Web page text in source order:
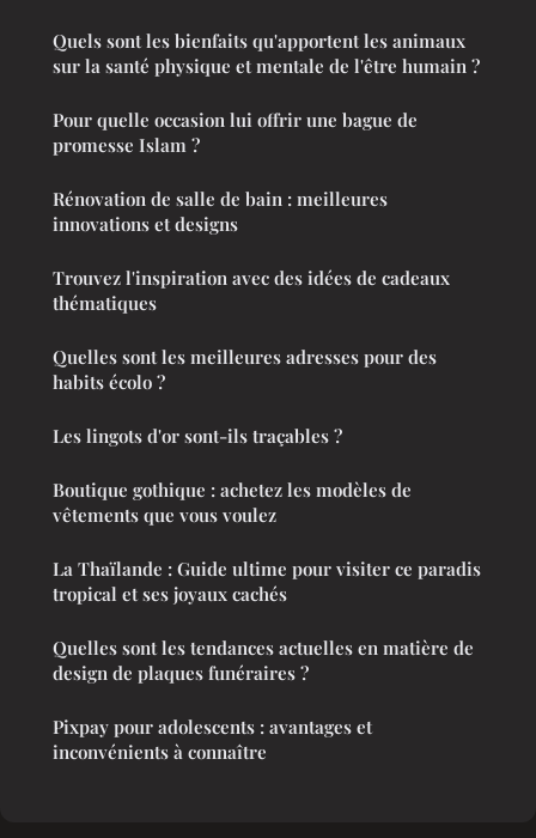
Quels sont les bienfaits qu'apportent les animaux
sur la santé physique et mentale de l'être humain ?
Pour quelle occasion lui offrir une bague de
promesse Islam ?
Rénovation de salle de bain : meilleures
innovations et designs
Trouvez l'inspiration avec des idées de cadeaux
thématiques
Quelles sont les meilleures adresses pour des
habits écolo ?
Les lingots d'or sont-ils traçables ?
Boutique gothique : achetez les modèles de
vêtements que vous voulez
La Thaïlande : Guide ultime pour visiter ce paradis
tropical et ses joyaux cachés
Quelles sont les tendances actuelles en matière de
design de plaques funéraires ?
Pixpay pour adolescents : avantages et
inconvénients à connaître